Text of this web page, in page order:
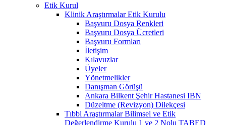
Etik Kurul
Klinik Araştırmalar Etik Kurulu
Başvuru Dosya Renkleri
Başvuru Dosya Ücretleri
Başvuru Formları
İletişim
Kılavuzlar
Üyeler
Yönetmelikler
Danışman Görüşü
Ankara Bilkent Şehir Hastanesi IBN
Düzeltme (Revizyon) Dilekçesi
Tıbbi Araştırmalar Bilimsel ve Etik
Değerlendirme Kurulu 1 ve 2 Nolu TABED